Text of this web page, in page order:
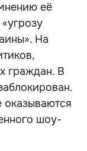
её
На
граждан. В
шоу-